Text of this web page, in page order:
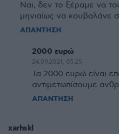
Ναι, δεν το ξέραμε να
μηνιαίως να κουβαλάνε
ΑΠΑΝΤΗΣΗ
2000 ευρώ
24.09.2021, 05:25
Τα 2000 ευρώ είναι
αντιμετωπίσουμε
ΑΠΑΝΤΗΣΗ
xarhskl